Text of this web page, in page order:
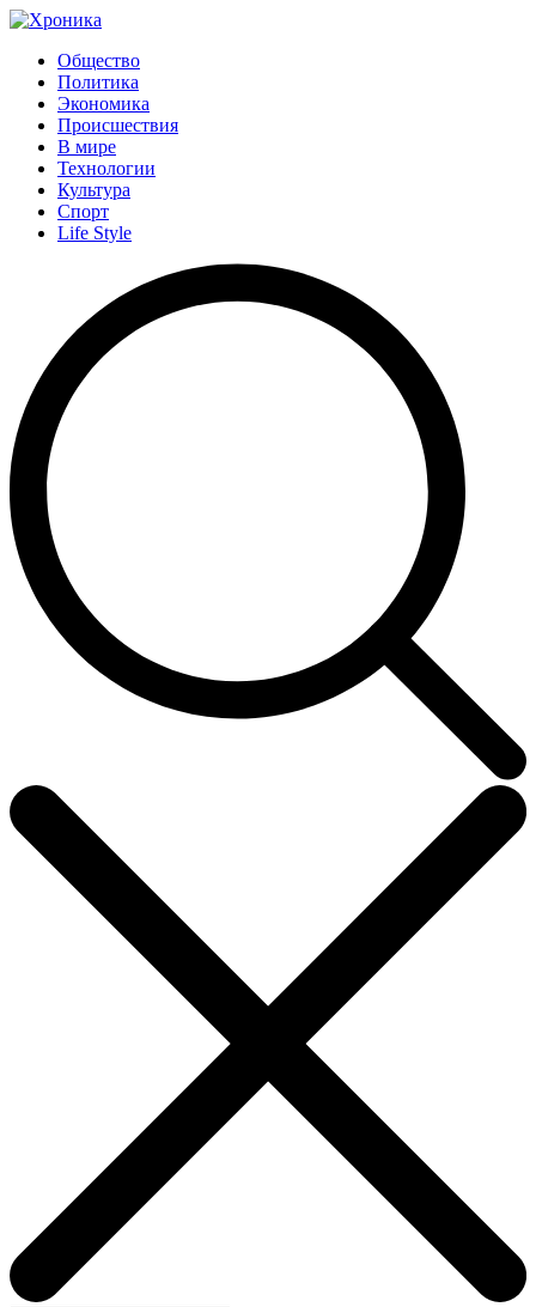
Общество
Политика
Экономика
Происшествия
В мире
Технологии
Культура
Спорт
Life Style